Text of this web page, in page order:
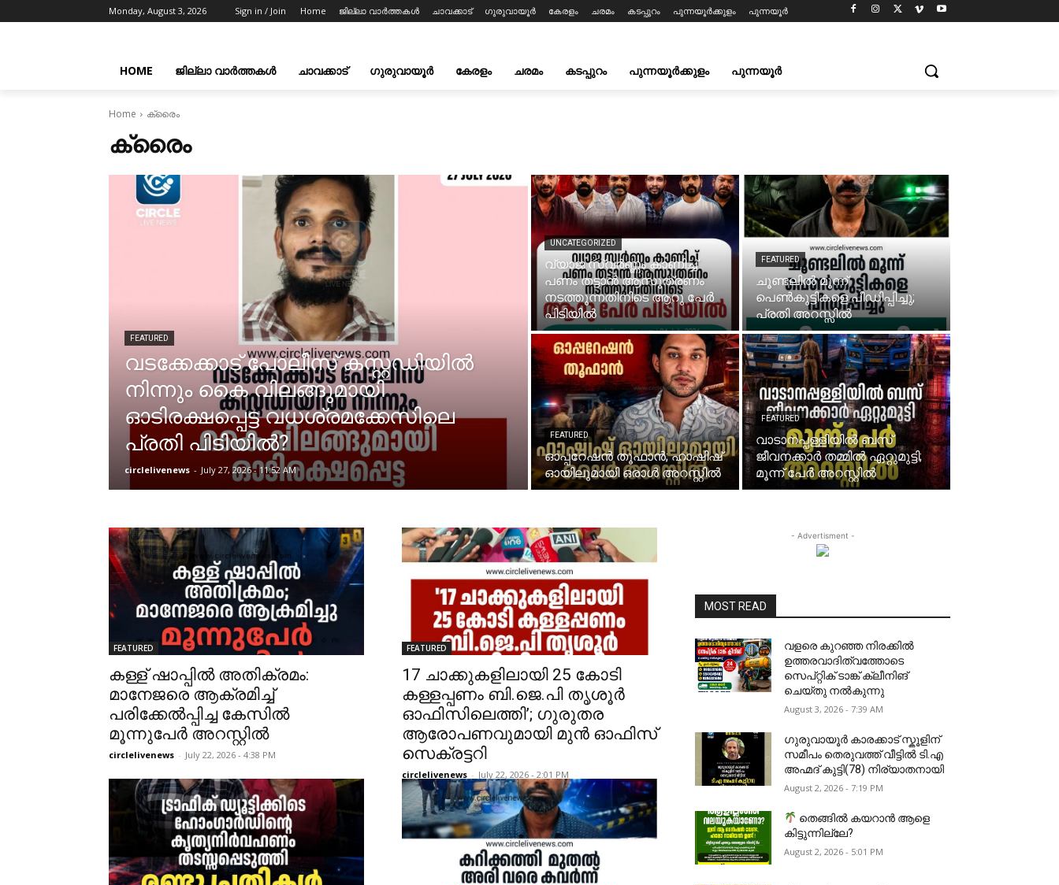
Monday, August 3, 2026 Sign in / Join Home ജില്ലാ വാർത്തകൾ ചാവക്കാട് ഗുരുവായൂർ കേരളം ചരമം കടപ്പുറം പുന്നയൂർക്കുളം പുന്നയൂർ
HOME ജില്ലാ വാർത്തകൾ ചാവക്കാട് ഗുരുവായൂർ കേരളം ചരമം കടപ്പുറം പുന്നയൂർക്കുളം പുന്നയൂർ
Home ക്രൈം
ക്രൈം
FEATURED
വടക്കേക്കാട് പോലീസ് കസ്റ്റഡിയിൽ
നിന്നും കൈ വിലങ്ങുമായി
ഓടിരക്ഷപ്പെട്ട വധശ്രമക്കേസിലെ
പ്രതി പിടിയിൽ?
circlelivenews - July 27, 2026 - 11:52 AM
UNCATEGORIZED
വ്യാജ സ്വർണ്ണം കാണിച്ച്
പണം തട്ടാൻ ആസൂത്രണം
നടത്തുന്നതിനിടെ ആറു പേർ
പിടിയിൽ
FEATURED
ചൂണ്ടലിൽ മൂന്ന്
പെൺകുട്ടികളെ പീഡിപ്പിച്ചു;
പ്രതി അറസ്സിൽ
FEATURED
ഓപ്പറേഷൻ തൂഫാൻ; ഹാഷിഷ്
ഓയിലുമായി ഒരാൾ അറസ്റ്റിൽ
FEATURED
വാടാനപ്പള്ളിയിൽ ബസ്
ജീവനക്കാർ തമ്മിൽ ഏറ്റുമുട്ടി;
മൂന്ന് പേർ അറസ്റ്റിൽ
FEATURED
കള്ള് ഷാപ്പിൽ അതിക്രമം:
മാനേജരെ ആക്രമിച്ച്
പരിക്കേൽപ്പിച്ച കേസിൽ
മൂന്നുപേർ അറസ്റ്റിൽ
circlelivenews - July 22, 2026 - 4:38 PM
FEATURED
17 ചാക്കുകളിലായി 25 കോടി
കള്ളപ്പണം ബി.ജെ.പി തൃശൂർ
ഓഫിസിലെത്തി’; ഗുരുതര
ആരോപണവുമായി മുൻ ഓഫിസ്
സെക്രട്ടറി
circlelivenews - July 22, 2026 - 2:01 PM
- Advertisment -
MOST READ
വളരെ കുറഞ്ഞ നിരക്കിൽ
ഉത്തരവാദിത്വത്തോടെ
സെപ്റ്റിക് ടാങ്ക് ക്ലീനിങ്
ചെയ്തു നൽകുന്നു
August 3, 2026 - 7:39 AM
ഗുരുവായൂർ കാരക്കാട് സ്കൂളിന്
സമീപം തെരുവത്ത് വീട്ടിൽ ടി.എ
അഹ്മദ് കുട്ടി(78) നിര്യാതനായി
August 2, 2026 - 7:19 PM
തെങ്ങിൽ കയറാൻ ആളെ
കിട്ടുന്നില്ലേ?
August 2, 2026 - 5:01 PM